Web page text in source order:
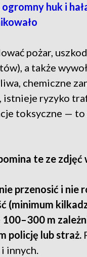
huk i
pożar,
a także
chemiczne
ryzyko
toksyczne —
te ze
przenosić i nie
(minimum
m
policję lub straż.
innych.